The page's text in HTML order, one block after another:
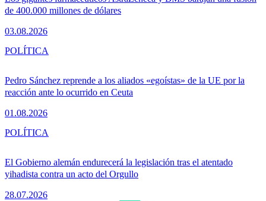
de 400.000 millones de dólares
03.08.2026
Pedro Sánchez reprende a los aliados «egoístas» de la UE por la
reacción ante lo ocurrido en Ceuta
01.08.2026
POLÍTICA
El Gobierno alemán endurecerá la legislación tras el atentado
yihadista contra un acto del Orgullo
28.07.2026
POLÍTICA